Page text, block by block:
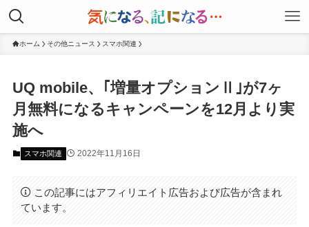
ホーム その他ニュース スマホ関連
UQ mobile、｢増量オプションⅡ｣が7ヶ
月無料になるキャンペーンを12月より実
施へ
スマホ関連 2022年11月16日
この記事にはアフィリエイト広告および広告が含まれ
ています。